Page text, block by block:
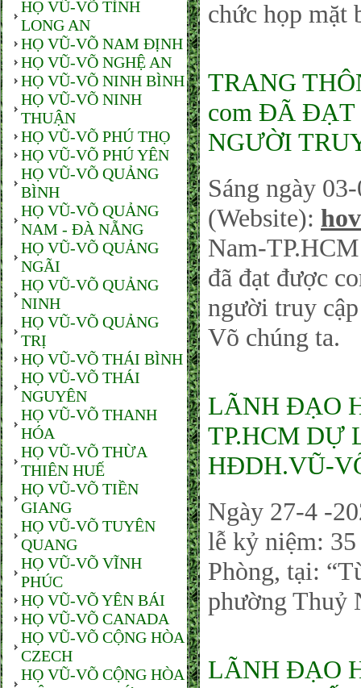
HỌ VŨ-VÕ TỈNH
LONG AN
HỌ VŨ-VÕ NAM ĐỊNH
HỌ VŨ-VÕ NGHỆ AN
HỌ VŨ-VÕ NINH BÌNH
HỌ VŨ-VÕ NINH
THUẬN
HỌ VŨ-VÕ PHÚ THỌ
HỌ VŨ-VÕ PHÚ YÊN
HỌ VŨ-VÕ QUẢNG
BÌNH
HỌ VŨ-VÕ QUẢNG
NAM - ĐÀ NẴNG
HỌ VŨ-VÕ QUẢNG
NGÃI
HỌ VŨ-VÕ QUẢNG
NINH
HỌ VŨ-VÕ QUẢNG
TRỊ
HỌ VŨ-VÕ THÁI BÌNH
HỌ VŨ-VÕ THÁI
NGUYÊN
HỌ VŨ-VÕ THANH
HÓA
HỌ VŨ-VÕ THỪA
THIÊN HUẾ
HỌ VŨ-VÕ TIỀN
GIANG
HỌ VŨ-VÕ TUYÊN
QUANG
HỌ VŨ-VÕ VĨNH
PHÚC
HỌ VŨ-VÕ YÊN BÁI
HỌ VŨ-VÕ CANADA
HỌ VŨ-VÕ CỘNG HÒA
CZECH
HỌ VŨ-VÕ CỘNG HÒA
chức họp mặt
TRANG
com ĐÃ ĐẠT
NGƯỜI
Sáng ngày
(Website):
Nam-
đã đạt được
người truy
Võ chúng ta.
LÃNH ĐẠO
TP.HCM DỰ
HĐDH.VŨ-
Ngày 27-4 -
lễ kỷ niệm:
Phòng, tại:
phường Thuỷ
LÃNH ĐẠO